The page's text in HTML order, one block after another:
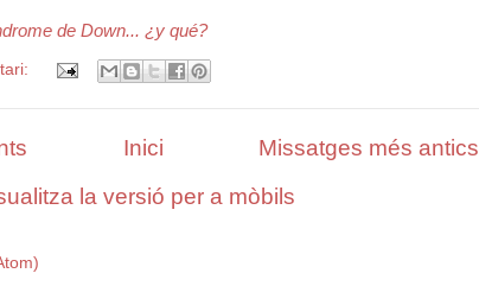
de Down... ¿y qué?
Missatges més antics
Inici
la versió per a mòbils